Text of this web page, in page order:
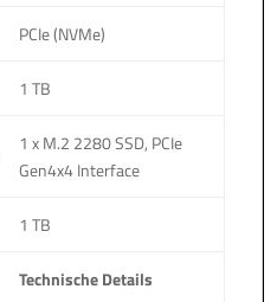
PCIe (NVMe)
1 TB
1 x M.2 2280 SSD, PCIe
Gen4x4 Interface
1 TB
Technische Details